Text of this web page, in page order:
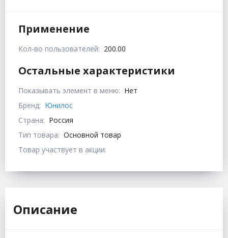
Применение
Кол-во пользователей: 200.00
Остальные характеристики
Показывать элемент в меню: Нет
Бренд: Юнилос
Страна: Россия
Тип товара: Основной товар
Товар участвует в акции:
Описание